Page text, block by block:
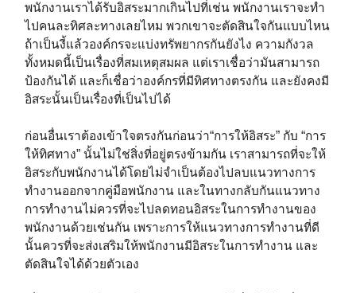
พนักงานเราได้รับอิสระมากเกินไปที่เช่น พนักงานเราจะทำ
ไปคนละทิศละทางเลยไหม พวกเขาจะตัดสินใจกันแบบไหน
ถ้าเป็นงี้แล้วองค์กรจะแบ่งทรัพยากรกันยังไง ความกังวล
ทั้งหมดนี้เป็นเรื่องที่สมเหตุสมผล แต่เราเชื่อว่ามันสามารถ
ป้องกันได้ และก็เชื่อว่าองค์กรที่มีทิศทางตรงกัน และยังคงมี
อิสระนั้นเป็นเรื่องที่เป็นไปได้
ก่อนอื่นเราต้องเข้าใจตรงกันก่อนว่า“การให้อิสระ” กับ “การ
ให้ทิศทาง” นั้นไม่ใช่สิ่งที่อยู่ตรงข้ามกัน เราสามารถที่จะให้
อิสระกับพนักงานได้โดยไม่จำเป็นต้องไปลบแนวทางการ
ทำงานออกจากคู่มือพนักงาน และในทางกลับกันแนวทาง
การทำงานไม่ควรที่จะไปลดทอนอิสระในการทำงานของ
พนักงานด้วยเช่นกัน เพราะการให้แนวทางการทำงานที่ดี
นั้นควรที่จะส่งเสริมให้พนักงานมีอิสระในการทำงาน และ
ตัดสินใจได้ด้วยตัวเอง